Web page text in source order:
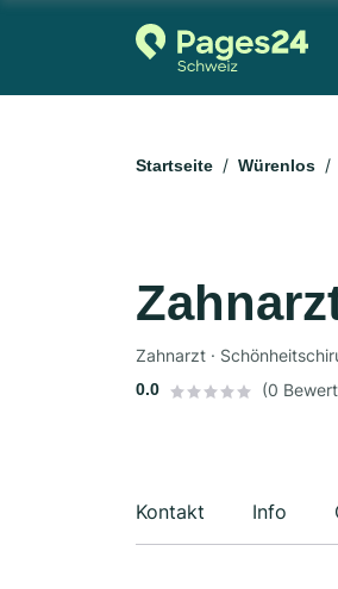
Startseite Würenlos
Zahnarzt ·
0.0 (0
Kontakt Info